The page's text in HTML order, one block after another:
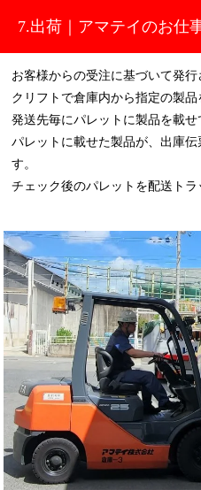
7.出荷｜アマテイのお仕
お客様からの受注に基づいて発
クリフトで倉庫内から指定の製品
発送先毎にパレットに製品を載せ
パレットに載せた製品が、出庫
す。
チェック後のパレットを配送トラ